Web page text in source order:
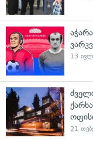
13
21